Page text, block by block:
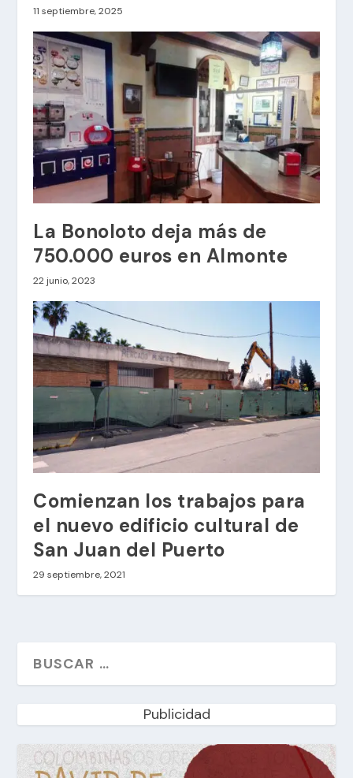
11 septiembre, 2025
La Bonoloto deja más de
750.000 euros en Almonte
22 junio, 2023
Comienzan los trabajos para
el nuevo edificio cultural de
San Juan del Puerto
29 septiembre, 2021
Publicidad